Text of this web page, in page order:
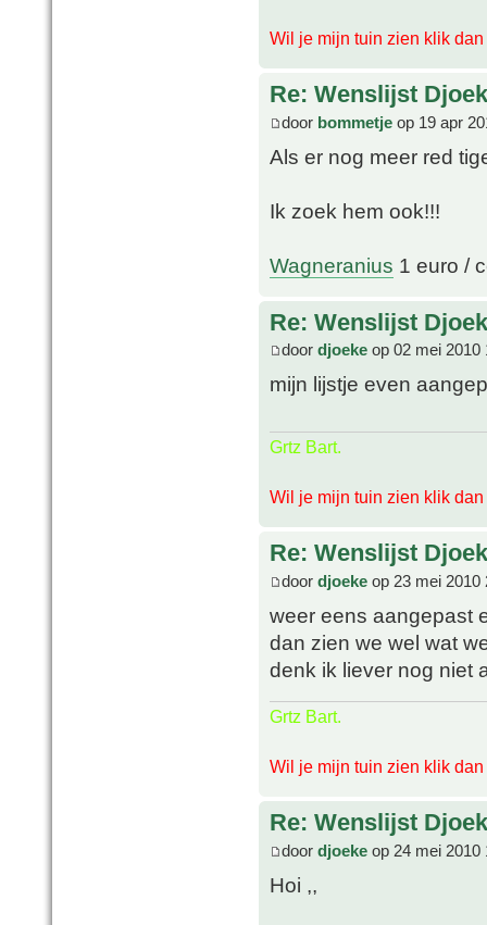
Wil je mijn tuin zien klik dan
Re: Wenslijst
door bommetje op 19 apr
Als er nog meer red
Ik zoek hem ook!!!
Wagneranius 1 euro /
Re: Wenslijst
door djoeke op 02 mei 2010
mijn lijstje even
Grtz Bart.
Wil je mijn tuin zien klik dan
Re: Wenslijst
door djoeke op 23 mei 2010
weer eens aangepast
dan zien we wel wat
denk ik liever nog niet
Grtz Bart.
Wil je mijn tuin zien klik dan
Re: Wenslijst
door djoeke op 24 mei 2010
Hoi ,,